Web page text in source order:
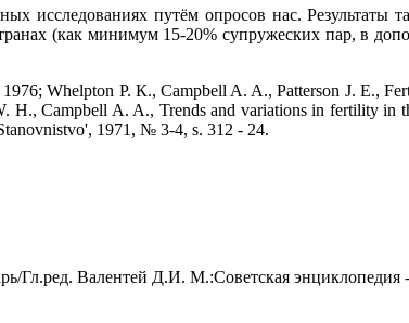
исследованиях путём опросов нас. Результаты
(как минимум 15-20% супружеских пар, в
Whelpton P. К., Campbell A. A., Patterson J. Е.,
H., Campbell A. A., Trends and variations in fertility in
1971, № 3-4, s. 312 - 24.
Гл.ред. Валентей Д.И. М.:Советская энциклопедия